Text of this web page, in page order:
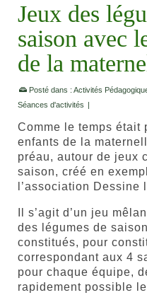
Jeux des
saison avec
de la
Posté dans : Activités
Séances d'activités |
Comme le temps était
enfants de la
préau, autour de jeux
saison, créé en
l’association Dessine
Il s’agit d’un jeu
des légumes de
constitués, pour
correspondant aux 4
pour chaque équipe,
rapidement possible